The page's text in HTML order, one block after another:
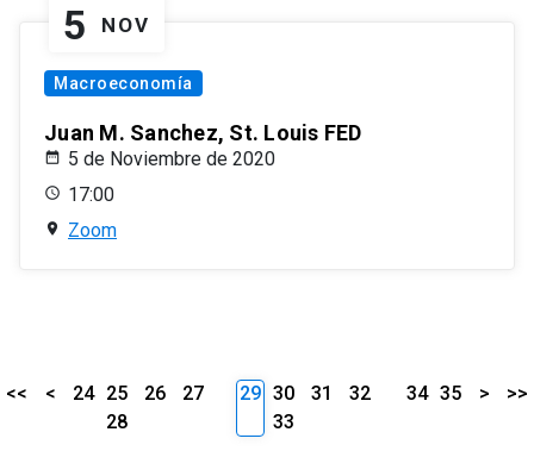
5 NOV
Macroeconomía
Juan M. Sanchez, St. Louis FED
5 de Noviembre de 2020
17:00
Zoom
<< < 24 25 26
27
28
29 30 31
32
33
34 35 > >>